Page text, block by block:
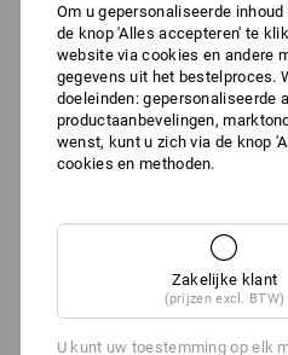
Om u gepersonaliseerde
de knop 'Alles accepteren' te
website via cookies en andere
gegevens uit het bestelproces.
doeleinden: gepersonaliseerde
productaanbevelingen,
wenst, kunt u zich via de knop
cookies en methoden.
Zakelijke klant
(prijzen excl. BTW)
U kunt uw toestemming op elk